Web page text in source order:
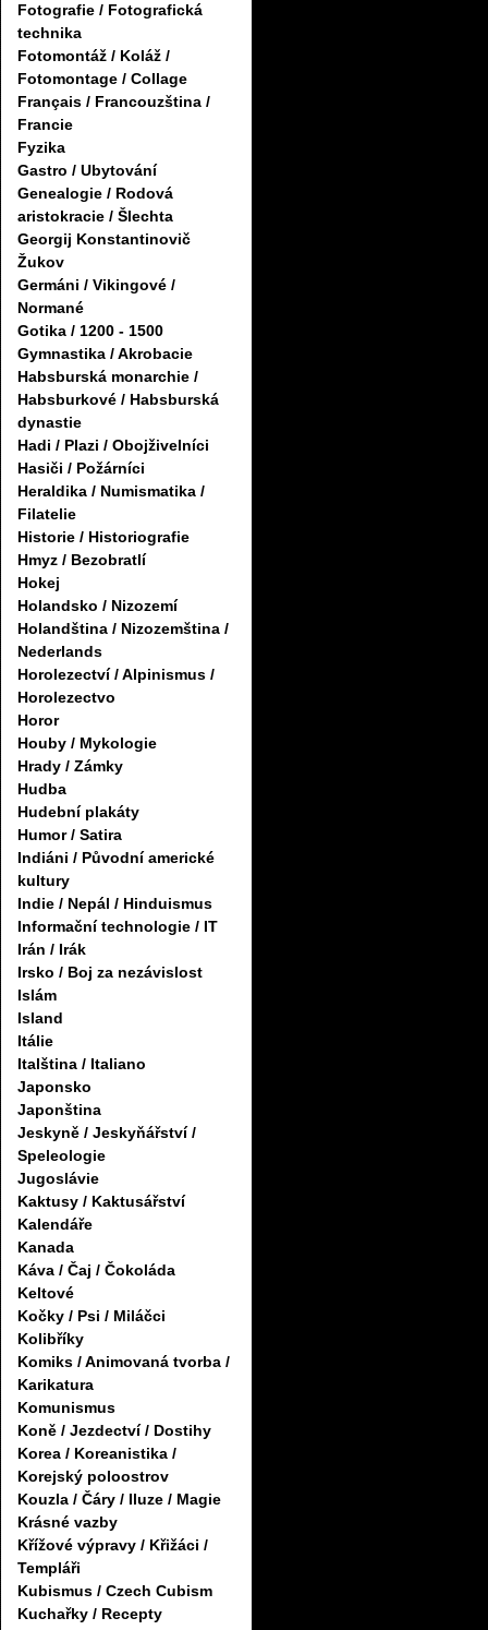
Fotografie / Fotografická
technika
Fotomontáž / Koláž /
Fotomontage / Collage
Français / Francouzština /
Francie
Fyzika
Gastro / Ubytování
Genealogie / Rodová
aristokracie / Šlechta
Georgij Konstantinovič
Žukov
Germáni / Vikingové /
Normané
Gotika / 1200 - 1500
Gymnastika / Akrobacie
Habsburská monarchie /
Habsburkové / Habsburská
dynastie
Hadi / Plazi / Obojživelníci
Hasiči / Požárníci
Heraldika / Numismatika /
Filatelie
Historie / Historiografie
Hmyz / Bezobratlí
Hokej
Holandsko / Nizozemí
Holandština / Nizozemština /
Nederlands
Horolezectví / Alpinismus /
Horolezectvo
Horor
Houby / Mykologie
Hrady / Zámky
Hudba
Hudební plakáty
Humor / Satira
Indiáni / Původní americké
kultury
Indie / Nepál / Hinduismus
Informační technologie / IT
Irán / Irák
Irsko / Boj za nezávislost
Islám
Island
Itálie
Italština / Italiano
Japonsko
Japonština
Jeskyně / Jeskyňářství /
Speleologie
Jugoslávie
Kaktusy / Kaktusářství
Kalendáře
Kanada
Káva / Čaj / Čokoláda
Keltové
Kočky / Psi / Miláčci
Kolibříky
Komiks / Animovaná tvorba /
Karikatura
Komunismus
Koně / Jezdectví / Dostihy
Korea / Koreanistika /
Korejský poloostrov
Kouzla / Čáry / Iluze / Magie
Krásné vazby
Křížové výpravy / Křižáci /
Templáři
Kubismus / Czech Cubism
Kuchařky / Recepty